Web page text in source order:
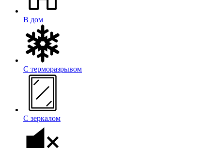
В дом
С терморазрывом
С зеркалом